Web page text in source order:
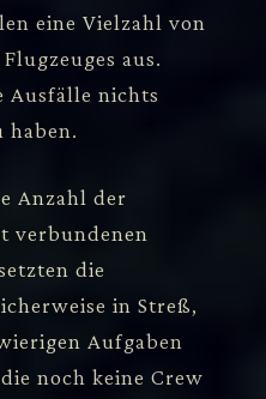
eine Vielzahl von
aus.
Ausfälle nichts
haben.
Anzahl der
verbundenen
die
in Streß,
Aufgaben
noch keine Crew